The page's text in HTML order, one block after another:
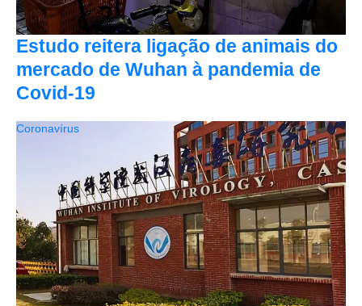
Estudo reitera ligação de animais do
mercado de Wuhan à pandemia de
Covid-19
Coronavírus